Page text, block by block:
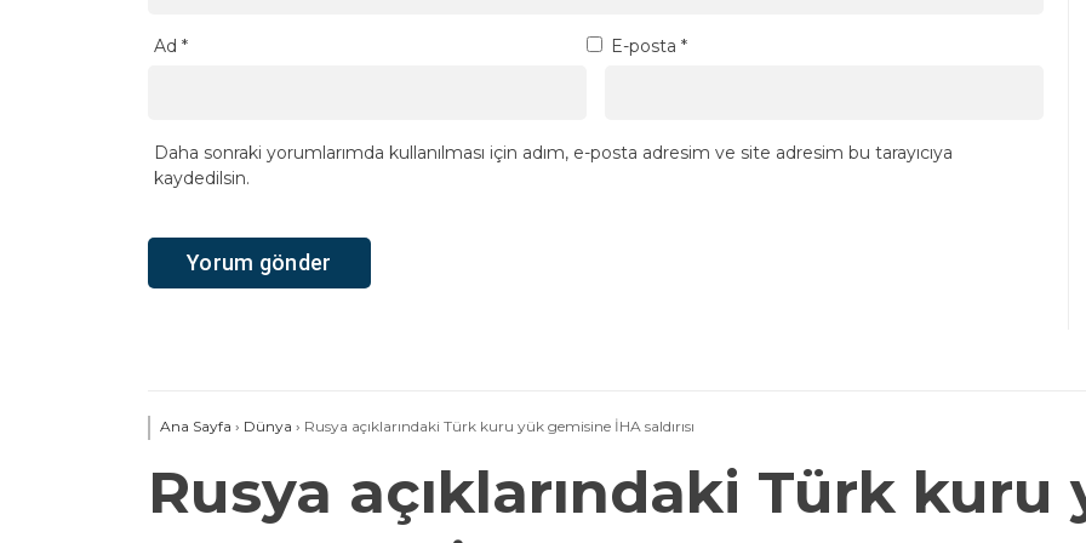
Ad * E-posta *
Daha sonraki yorumlarımda kullanılması için adım, e-posta adresim ve site adresim bu tarayıcıya
kaydedilsin.
Ana Sayfa › Dünya › Rusya açıklarındaki Türk kuru yük gemisine İHA saldırısı
Rusya açıklarındaki Türk kuru